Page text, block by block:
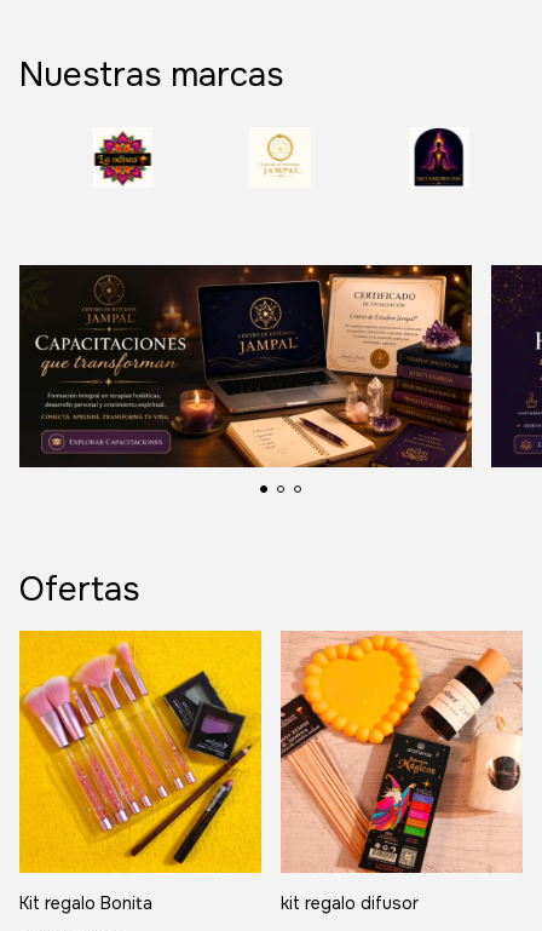
Nuestras marcas
Ofertas
Kit regalo Bonita kit regalo difusor